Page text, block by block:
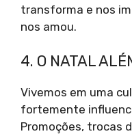
transforma e nos
nos amou.
4. O NATAL
Vivemos em uma
fortemente
Promoções, trocas